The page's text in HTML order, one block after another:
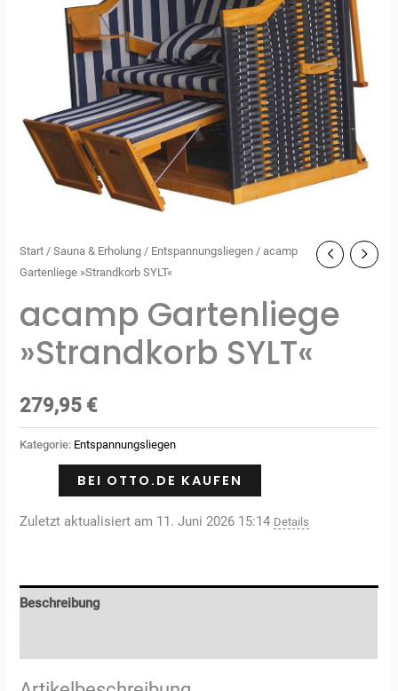
Start /Sauna & Erholung / Entspannungsliegen / acamp
Gartenliege »Strandkorb SYLT«
acamp Gartenliege
»Strandkorb SYLT«
279,95 €
Kategorie: Entspannungsliegen
BEI OTTO.DE KAUFEN
Zuletzt aktualisiert am 11. Juni 2026 15:14 Details
Beschreibung